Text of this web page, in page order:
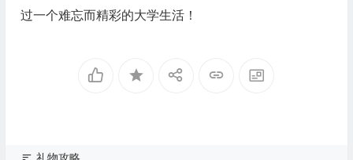
过一个难忘而精彩的大学生活！